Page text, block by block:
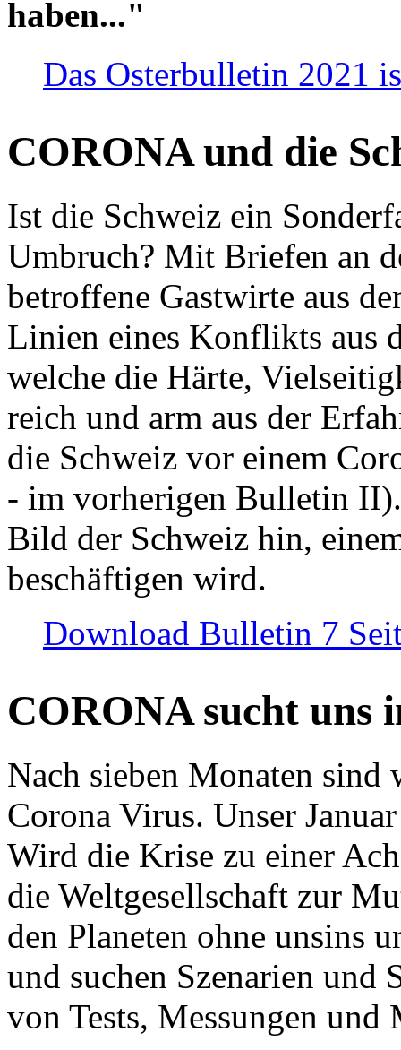
haben..."
Das Osterbulletin 2021
CORONA und die
Ist die Schweiz ein
Umbruch? Mit Briefen an
betroffene Gastwirte aus
Linien eines Konflikts aus
welche die Härte,
reich und arm aus der
die Schweiz vor einem
- im vorherigen Bulletin
Bild der Schweiz hin,
beschäftigen wird.
Download Bulletin 7
CORONA sucht uns
Nach sieben Monaten
Corona Virus. Unser
Wird die Krise zu einer
die Weltgesellschaft zur
den Planeten ohne unsins
und suchen Szenarien und
von Tests, Messungen und